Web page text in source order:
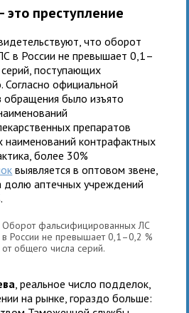
преступление
что оборот
в России не превышает 0,1–
поступающих
официальной
обращения было изъято
препаратов
наименований контрафактных
более 30%
выявляется в оптовом звене,
аптечных учреждений
Оборот фальсифицированных ЛС
в России не превышает 0,1–0,2 %
от общего числа серий.
, реальное число подделок,
на рынке, гораздо больше: